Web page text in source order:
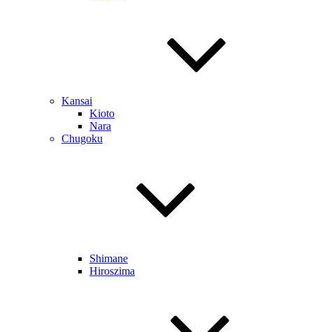
Kansai
Kioto
Nara
Chugoku
Shimane
Hiroszima